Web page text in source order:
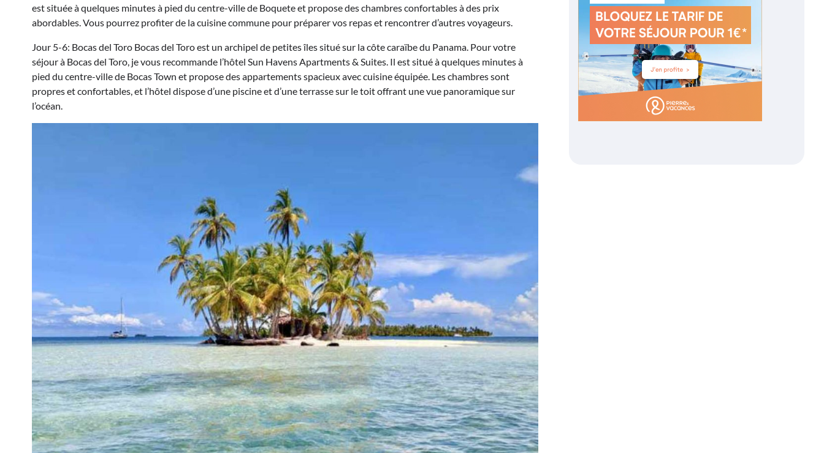
est située à quelques minutes à pied du centre-ville de Boquete et propose des chambres confortables à des prix
abordables. Vous pourrez profiter de la cuisine commune pour préparer vos repas et rencontrer d’autres voyageurs.
Jour 5-6: Bocas del Toro Bocas del Toro est un archipel de petites îles situé sur la côte caraïbe du Panama. Pour votre
séjour à Bocas del Toro, je vous recommande l’hôtel Sun Havens Apartments & Suites. Il est situé à quelques minutes à
pied du centre-ville de Bocas Town et propose des appartements spacieux avec cuisine équipée. Les chambres sont
propres et confortables, et l’hôtel dispose d’une piscine et d’une terrasse sur le toit offrant une vue panoramique sur
l’océan.